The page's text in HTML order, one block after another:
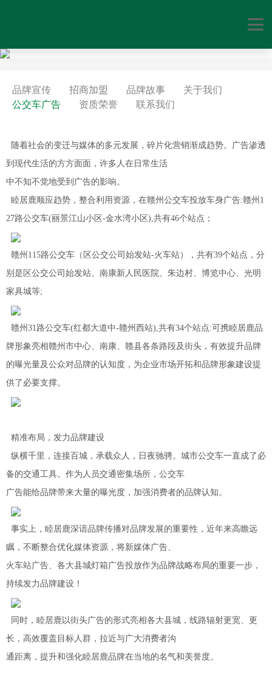
品牌宣传 招商加盟 品牌故事
关于我们
公交车广告
资质荣誉 联系我们
随着社会的变迁与媒体的多元发展，碎片化营销渐成趋势。广告渗透
到现代生活的方方面面，许多人在日常生活
中不知不觉地受到广告的影响。
睦居鹿顺应趋势，整合利用资源，在赣州公交车投放车身广告:赣州1
27路公交车(丽景江山小区-金水湾小区),共有46个站点；
赣州115路公交车（区公交公司始发站-火车站），共有39个站点，分
别是区公交公司始发站、南康新人民医院、朱边村、博览中心、光明
家具城等;
赣州31路公交车(红都大道中-赣州西站),共有34个站点:可携睦居鹿品
牌形象亮相赣州市中心、南康、赣县各条路段及街头，有效提升品牌
的曝光量及公众对品牌的认知度，为企业市场开拓和品牌形象建设提
供了必要支撑。
精准布局，发力品牌建设
纵横千里，连接百城，承载众人，日夜驰骋。城市公交车一直成了必
备的交通工具。作为人员交通密集场所，公交车
广告能给品牌带来大量的曝光度，加强消费者的品牌认知。
事实上，睦居鹿深谙品牌传播对品牌发展的重要性，近年来高瞻远
瞩，不断整合优化媒体资源，将新媒体广告、
火车站广告、各大县城灯箱广告投放作为品牌战略布局的重要一步，
持续发力品牌建设！
同时，睦居鹿以街头广告的形式亮相各大县城，线路辐射更宽、更
长，高效覆盖目标人群，拉近与广大消费者沟
通距离，提升和强化睦居鹿品牌在当地的名气和美誉度。